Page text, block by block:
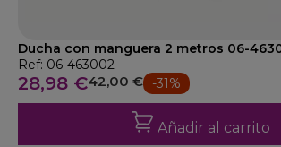
Ducha con manguera 2 metros 06-
Ref: 06-463002
28,98 €42,00 € -31%
Añadir al carrito